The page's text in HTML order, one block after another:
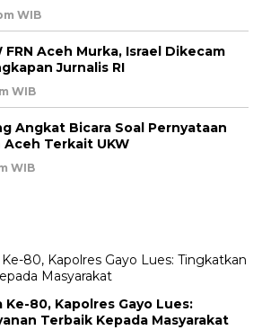
WIB
Aceh Murka, Israel Dikecam
Jurnalis RI
WIB
Angkat Bicara Soal Pernyataan
Terkait UKW
WIB
Ke-80, Kapolres Gayo Lues:
Terbaik Kepada Masyarakat